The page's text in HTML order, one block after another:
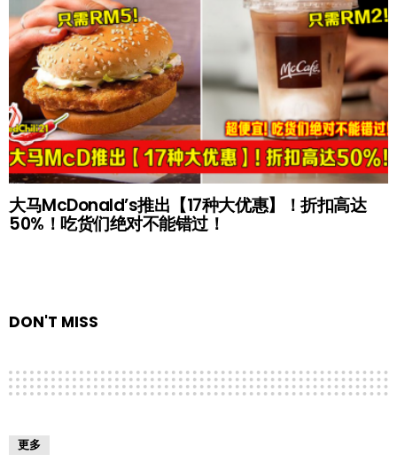
大马McDonald’s推出【17种大优惠】！折扣高达
50%！吃货们绝对不能错过！
DON'T MISS
更多